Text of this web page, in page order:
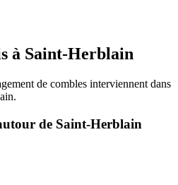
à Saint-Herblain
de combles interviennent dans
.
de Saint-Herblain